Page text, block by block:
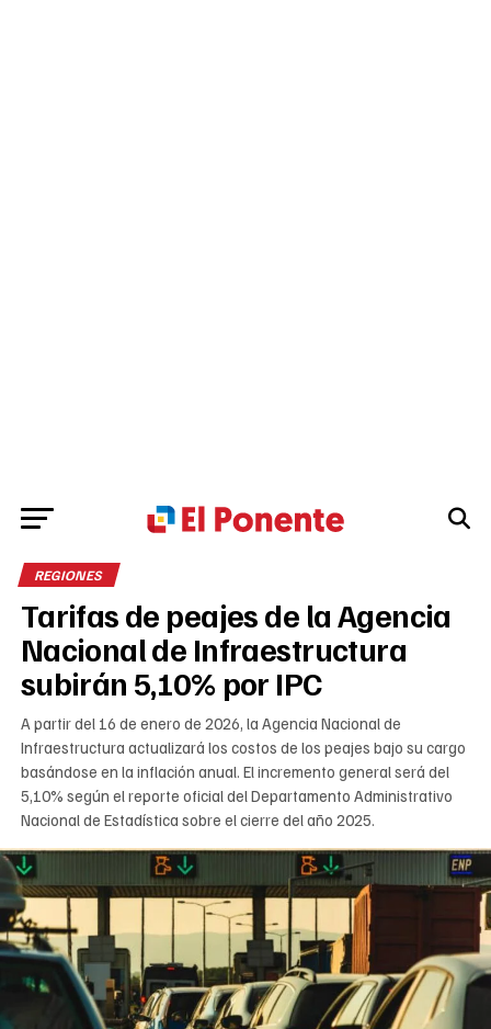
REGIONES
Tarifas de peajes de la Agencia
Nacional de Infraestructura
subirán 5,10% por IPC
A partir del 16 de enero de 2026, la Agencia Nacional de
Infraestructura actualizará los costos de los peajes bajo su cargo
basándose en la inflación anual. El incremento general será del
5,10% según el reporte oficial del Departamento Administrativo
Nacional de Estadística sobre el cierre del año 2025.